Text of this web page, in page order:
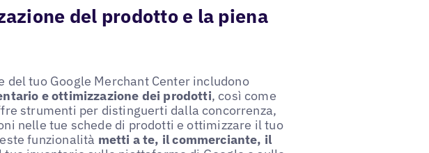
del prodotto e la piena
tuo Google Merchant Center includono
e ottimizzazione dei prodotti, così come
strumenti per distinguerti dalla concorrenza,
nelle tue schede di prodotti e ottimizzare il tuo
funzionalità metti a te, il commerciante, il